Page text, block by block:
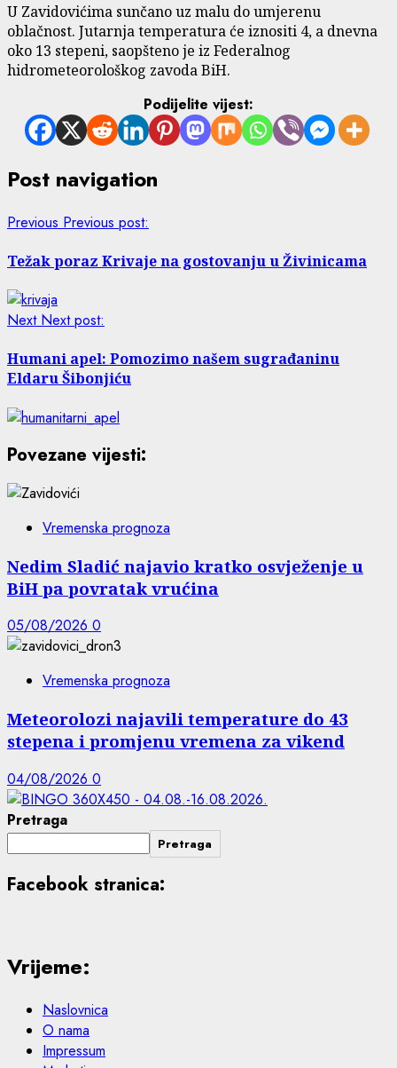
U Zavidovićima sunčano uz malu do umjerenu
oblačnost. Jutarnja temperatura će iznositi 4, a dnevna
oko 13 stepeni, saopšteno je iz Federalnog
hidrometeorološkog zavoda BiH.
Podijelite vijest:
Post navigation
Previous Previous post:
Težak poraz Krivaje na gostovanju u Živinicama
Next Next post:
Humani apel: Pomozimo našem sugrađaninu
Eldaru Šibonjiću
Povezane vijesti:
Vremenska prognoza
Nedim Sladić najavio kratko osvježenje u
BiH pa povratak vrućina
05/08/2026 0
Vremenska prognoza
Meteorolozi najavili temperature do 43
stepena i promjenu vremena za vikend
04/08/2026 0
Pretraga
Pretraga
Facebook stranica:
Vrijeme:
Naslovnica
O nama
Impressum